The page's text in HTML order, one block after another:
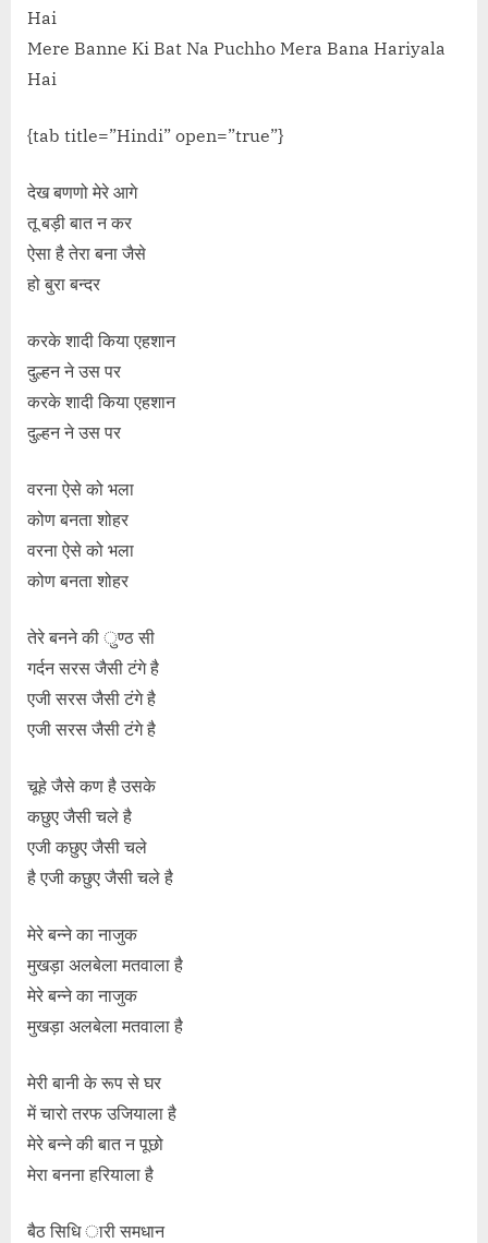
Hai
Mere Banne Ki Bat Na Puchho Mera Bana Hariyala
Hai
{tab title=”Hindi” open=”true”}
देख बणणो मेरे आगे
तू बड़ी बात न कर
ऐसा है तेरा बना जैसे
हो बुरा बन्दर
करके शादी किया एहशान
दुल्हन ने उस पर
करके शादी किया एहशान
दुल्हन ने उस पर
वरना ऐसे को भला
कोण बनता शोहर
वरना ऐसे को भला
कोण बनता शोहर
तेरे बनने की ुण्ठ सी
गर्दन सरस जैसी टंगे है
एजी सरस जैसी टंगे है
एजी सरस जैसी टंगे है
चूहे जैसे कण है उसके
कछुए जैसी चले है
एजी कछुए जैसी चले
है एजी कछुए जैसी चले है
मेरे बन्ने का नाजुक
मुखड़ा अलबेला मतवाला है
मेरे बन्ने का नाजुक
मुखड़ा अलबेला मतवाला है
मेरी बानी के रूप से घर
में चारो तरफ उजियाला है
मेरे बन्ने की बात न पूछो
मेरा बनना हरियाला है
बैठ सिधि ारी समधान